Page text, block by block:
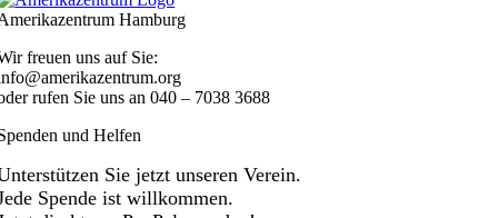
Hamburg
freuen uns auf Sie:
rufen Sie uns an040 – 7038 3688
und Helfen
Sie jetzt unseren Verein.
Spende ist willkommen.